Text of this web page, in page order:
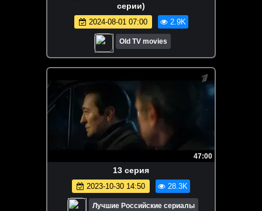
серии)
2024-08-01 07:00 2.9K
Old TV movies
47:00
13 серия
2023-10-30 14:50 28.3K
Лучшие Российские сериалы